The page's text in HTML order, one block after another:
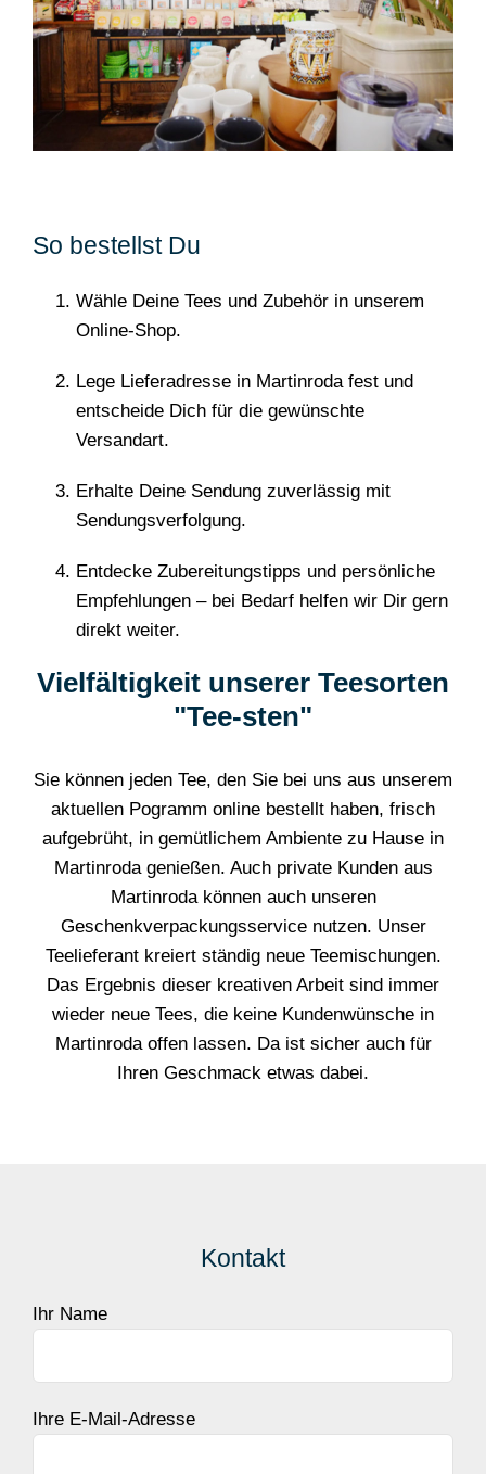
So bestellst Du
Wähle Deine Tees und Zubehör in unserem
Online-Shop.
Lege Lieferadresse in Martinroda fest und
entscheide Dich für die gewünschte
Versandart.
Erhalte Deine Sendung zuverlässig mit
Sendungsverfolgung.
Entdecke Zubereitungstipps und persönliche
Empfehlungen – bei Bedarf helfen wir Dir gern
direkt weiter.
Vielfältigkeit unserer Teesorten
"Tee-sten"
Sie können jeden Tee, den Sie bei uns aus unserem
aktuellen Pogramm online bestellt haben, frisch
aufgebrüht, in gemütlichem Ambiente zu Hause in
Martinroda genießen. Auch private Kunden aus
Martinroda können auch unseren
Geschenkverpackungsservice nutzen. Unser
Teelieferant kreiert ständig neue Teemischungen.
Das Ergebnis dieser kreativen Arbeit sind immer
wieder neue Tees, die keine Kundenwünsche in
Martinroda offen lassen. Da ist sicher auch für
Ihren Geschmack etwas dabei.
Kontakt
Ihr Name
Ihre E-Mail-Adresse